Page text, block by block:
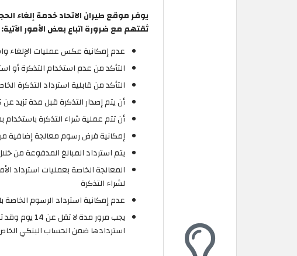
يوفر موقع طيران الاتحاد خدمة إلغاء
ثقتهم مع ضرورة اتباع بعض الأمور الآتية:
عدم إمكانية عكس عمليات الإلغاء
التأكد من عدم استخدام التذكرة أو
التأكد من قابلية استرداد التذكرة
أن يتم إصدار التذكرة قبل مدة تزيد عن 5 أيام
أن تتم عملية شراء التذكرة باستخدام
إمكانية فرض رسوم معالجة إضافية
يتم استرداد المبالغ المدفوعة من
المعالجة الخاصة بعمليات استرداد
لشراء التذكرة
عدم إمكانية استرداد الرسوم الخاصة
استردادها ضمن الحساب البنكي